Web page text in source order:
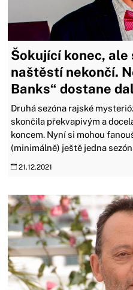
Šokující konec,
naštěstí nekončí.
Banks“ dostane
Druhá sezóna rajské
skončila překvapivým a
koncem. Nyní si mohou
(minimálně) ještě jedna
21.12.2021